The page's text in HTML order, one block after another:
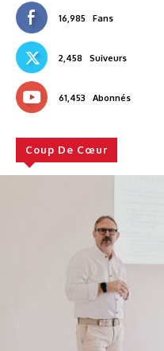
16,985 Fans
2,458 Suiveurs
61,453 Abonnés
Coup De Cœur